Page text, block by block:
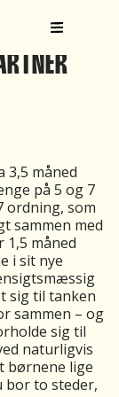
3,5 måned
på 5 og 7
ordning, som
sammen med
måned
i sit nye
sig til tanken
sammen – og
sig til
naturligvis
børnene lige
bor to steder,